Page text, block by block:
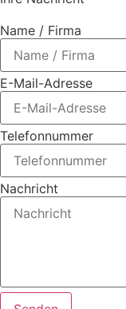
Name / Firma
E-Mail-Adresse
Telefonnummer
Nachricht